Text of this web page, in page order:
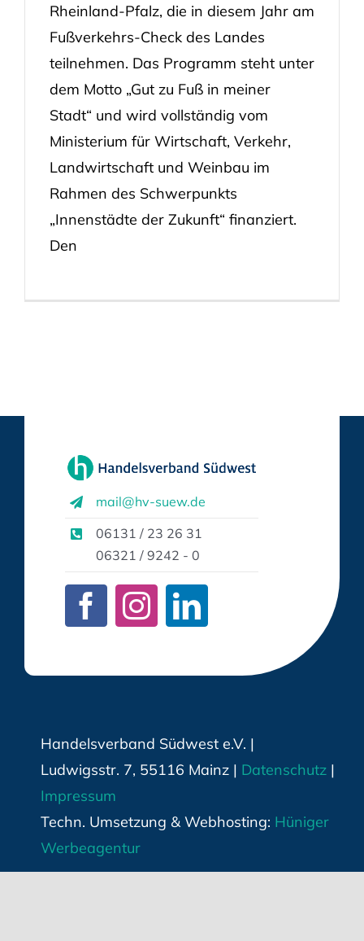
Rheinland-Pfalz, die in diesem Jahr am
Fußverkehrs-Check des Landes
teilnehmen. Das Programm steht unter
dem Motto „Gut zu Fuß in meiner
Stadt“ und wird vollständig vom
Ministerium für Wirtschaft, Verkehr,
Landwirtschaft und Weinbau im
Rahmen des Schwerpunkts
„Innenstädte der Zukunft“ finanziert.
Den
mail@hv-suew.de
06131 / 23 26 31
06321 / 9242 - 0
Handelsverband Südwest e.V. |
Ludwigsstr. 7, 55116 Mainz | Datenschutz|
Impressum
Techn. Umsetzung & Webhosting: Hüniger
Werbeagentur